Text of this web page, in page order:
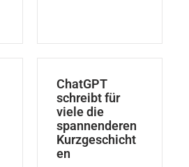
ChatGPT
schreibt für
viele die
spannenderen
Kurzgeschicht
en